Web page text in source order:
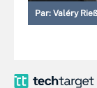
Par: Valéry